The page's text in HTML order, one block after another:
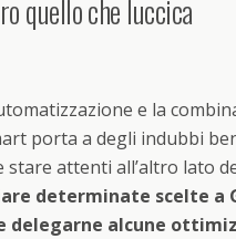
quello che luccica
e la
porta a degli indubbi
stare attenti all’altro lato
determinate scelte a
delegarne alcune